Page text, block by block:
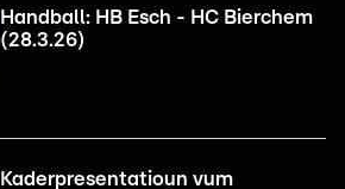
Handball: HB Esch - HC Bierchem
(28.3.26)
Kaderpresentatioun vum